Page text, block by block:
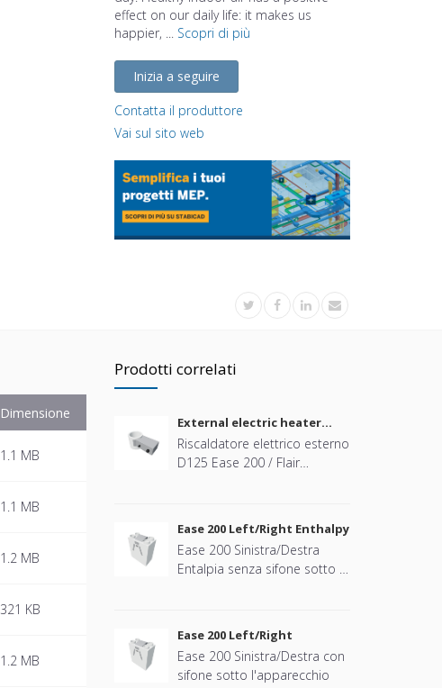
effect on our daily life: it makes us
happier, ... Scopri di più
Inizia a seguire
Contatta il produttore
Vai sul sito web
Dimensione
1.1 MB
1.1 MB
1.2 MB
321 KB
1.2 MB
Prodotti correlati
External electric heater
D125 Ease 200 / Flair 200/225
Riscaldatore elettrico esterno
D125 Ease 200 / Flair
Ease 200 Left/Right Enthalpy
Ease 200 Sinistra/Destra
Entalpia senza sifone sotto il
Ease 200 Left/Right
Ease 200 Sinistra/Destra con
sifone sotto l'apparecchio